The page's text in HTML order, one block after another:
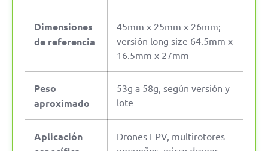
Dimensiones
de referencia
45mm x 25mm x 26mm;
versión long size 64.5mm x
16.5mm x 27mm
Peso
aproximado
53g a 58g, según versión y
lote
Aplicación
Drones FPV, multirotores